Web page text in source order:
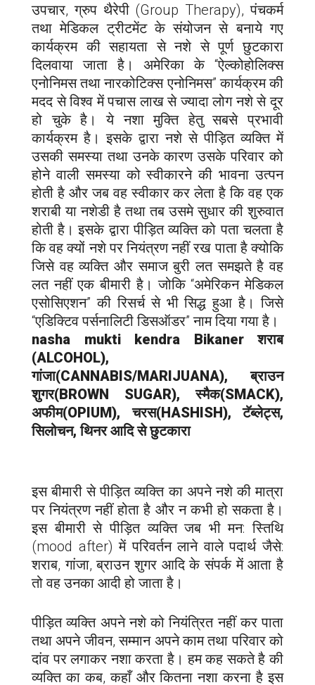
उपचार, ग्रुप थैरेपी (Group Therapy), पंचकर्म
तथा मेडिकल ट्रीटमेंट के संयोजन से बनाये गए
कार्यक्रम की सहायता से नशे से पूर्ण छुटकारा
दिलवाया जाता है। अमेरिका के “ऐल्कोहोलिक्स
एनोनिमस तथा नारकोटिक्स एनोनिमस” कार्यक्रम की
मदद से विश्व में पचास लाख से ज्यादा लोग नशे से दूर
हो चुके है। ये नशा मुक्ति हेतु सबसे प्रभावी
कार्यक्रम है। इसके द्वारा नशे से पीड़ित व्यक्ति में
उसकी समस्या तथा उनके कारण उसके परिवार को
होने वाली समस्या को स्वीकारने की भावना उत्पन
होती है और जब वह स्वीकार कर लेता है कि वह एक
शराबी या नशेडी है तथा तब उसमे सुधार की शुरुवात
होती है। इसके द्वारा पीड़ित व्यक्ति को पता चलता है
कि वह क्यों नशे पर नियंत्रण नहीं रख पाता है क्योकि
जिसे वह व्यक्ति और समाज बुरी लत समझते है वह
लत नहीं एक बीमारी है। जोकि “अमेरिकन मेडिकल
एसोसिएशन” की रिसर्च से भी सिद्ध हुआ है। जिसे
“एडिक्टिव पर्सनालिटी डिसऑडर” नाम दिया गया है।
nasha mukti kendra Bikanerशराब
(ALCOHOL),
गांजा(CANNABIS/MARIJUANA), ब्राउन
शुगर(BROWN SUGAR), स्मैक(SMACK),
अफीम(OPIUM), चरस(HASHISH), टॅब्लेट्स,
सिलोचन, थिनर आदि से छुटकारा
इस बीमारी से पीड़ित व्यक्ति का अपने नशे की मात्रा
पर नियंत्रण नहीं होता है और न कभी हो सकता है।
इस बीमारी से पीड़ित व्यक्ति जब भी मन: स्तिथि
(mood after) में परिवर्तन लाने वाले पदार्थ जैसे:
शराब, गांजा, ब्राउन शुगर आदि के संपर्क में आता है
तो वह उनका आदी हो जाता है।
पीड़ित व्यक्ति अपने नशे को नियंत्रित नहीं कर पाता
तथा अपने जीवन, सम्मान अपने काम तथा परिवार को
दांव पर लगाकर नशा करता है। हम कह सकते है की
व्यक्ति का कब, कहाँ और कितना नशा करना है इस